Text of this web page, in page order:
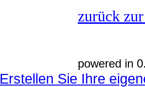
zurück
powered in
Erstellen Sie Ihre